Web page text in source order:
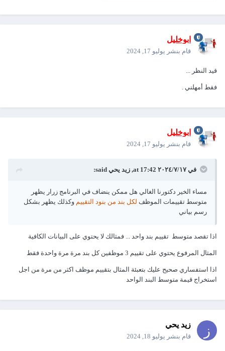
ابوخليل
قام بنشر يوليو 17, 2024
قيد النظر ...
فقط أمهلني .
ابوخليل
قام بنشر يوليو 17, 2024
في ١٧‏/٧‏/٢٠٢٤ at 17:42, زيد يحي said:
مساء الخير دكتورنا الغالي هل ممكن ينضاف في البرنامج زرار يظهر
متوسط تقييمات الموظف لكل بند من بنود التقييموكذلك يظهر بشكل
رسم بياني
اذا تقصد متوسط تقييم بند واحد ... فمثالك لا يحتوي على البيانات الكافية
المثال المرفوع يحتوي على تقييم 3 موظفين كل بند مرة مرة واحدة فقط
اذا استفساري صحيح عليك بتعبئة المثال بتقييم موظف اكثر من مرة من اجل
استخراج قيمة متوسط البند الواحد
زيد يحي
قام بنشر يوليو 18, 2024